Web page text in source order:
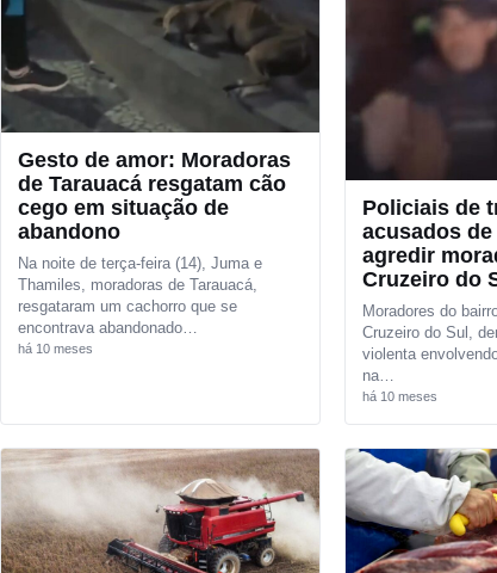
Gesto de amor: Moradoras
de Tarauacá resgatam cão
cego em situação de
abandono
Na noite de terça-feira (14), Juma e
Thamiles, moradoras de Tarauacá,
resgataram um cachorro que se
encontrava abandonado…
há 10 meses
Policiais de
acusados
agredir
Cruzeiro do
Moradores do
Cruzeiro do Sul,
violenta
na…
há 10 meses